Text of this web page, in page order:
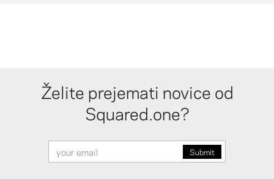
Želite prejemati novice od
Squared.one?